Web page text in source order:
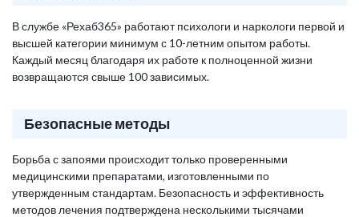
В службе «Рехаб365» работают психологи и наркологи первой и
высшей категории минимум с 10-летним опытом работы.
Каждый месяц благодаря их работе к полноценной жизни
возвращаются свыше 100 зависимых.
Безопасные методы
Борьба с запоями происходит только проверенными
медицинскими препаратами, изготовленными по
утвержденным стандартам. Безопасность и эффективность
методов лечения подтверждена несколькими тысячами